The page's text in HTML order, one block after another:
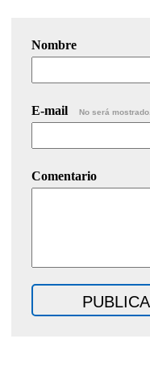
Nombre
E-mail No será mostrado.
Comentario